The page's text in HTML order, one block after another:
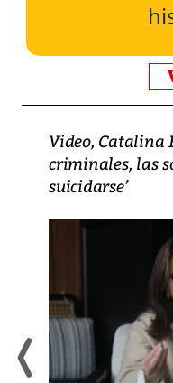
Video, Catalina
criminales, las
suicidarse’